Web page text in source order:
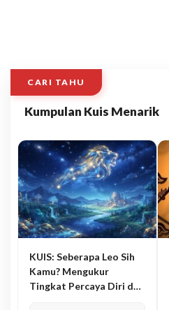
CARI TAHU
Kumpulan Kuis Menarik
KUIS: Seberapa Leo Sih
Kamu? Mengukur
Tingkat Percaya Diri dan